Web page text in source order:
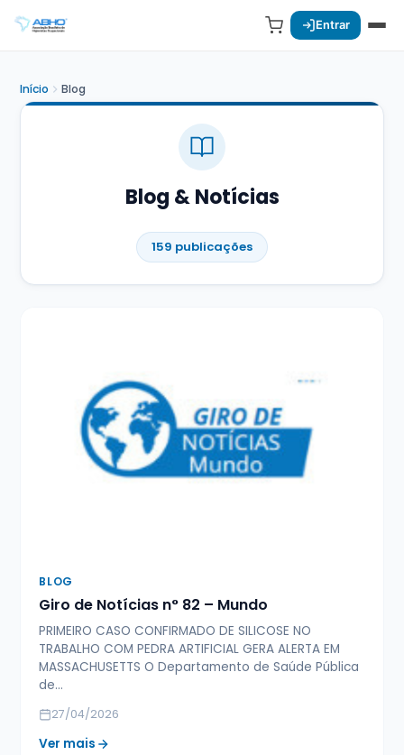
Entrar
Início Blog
Blog & Notícias
159 publicações
BLOG
Giro de Notícias n° 82 – Mundo
PRIMEIRO CASO CONFIRMADO DE SILICOSE NO
TRABALHO COM PEDRA ARTIFICIAL GERA ALERTA EM
MASSACHUSETTS O Departamento de Saúde Pública
de…
27/04/2026
Ver mais